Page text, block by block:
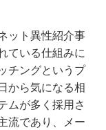
ット異性紹介事
ている仕組みに
チングというプ
から気になる相
ムが多く採用さ
流であり、メー